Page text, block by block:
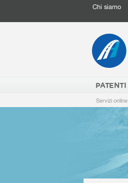
Chi siamo
PATENTI
Servizi online